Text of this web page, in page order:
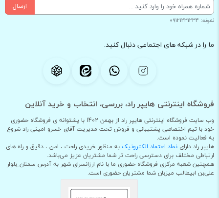
ارسال
نمونه: 09121231234
ما را در شبکه های اجتماعی دنبال کنید.
فروشگاه اینترنتی هایپر راد، بررسی، انتخاب و خرید آنلاین
وب سایت فروشگاه اینترنتی هایپر راد از بهمن 1402 با پشتوانه ی فروشگاه حضوری
خود با تیم اختصاصی پشتیبانی و فروش تحت مدیریت آقای خسرو امینی راد شروع
به فعالیت نموده است.
هایپر راد دارای نماد اعتماد الکترونیک به منظور خریدی راحت ، امن ، دقیق و راه های
ارتباطی مختلف برای دسترسی راحت تر شما مشتریان عزیز می‌باشد.
همچنین شعبه مرکزی فروشگاه حضوری ما با نام ارزانسرای شهر به آدرس سمنان_بلوار
علی‌بن ابیطالب میزبان شما مشتریان حضوری است.